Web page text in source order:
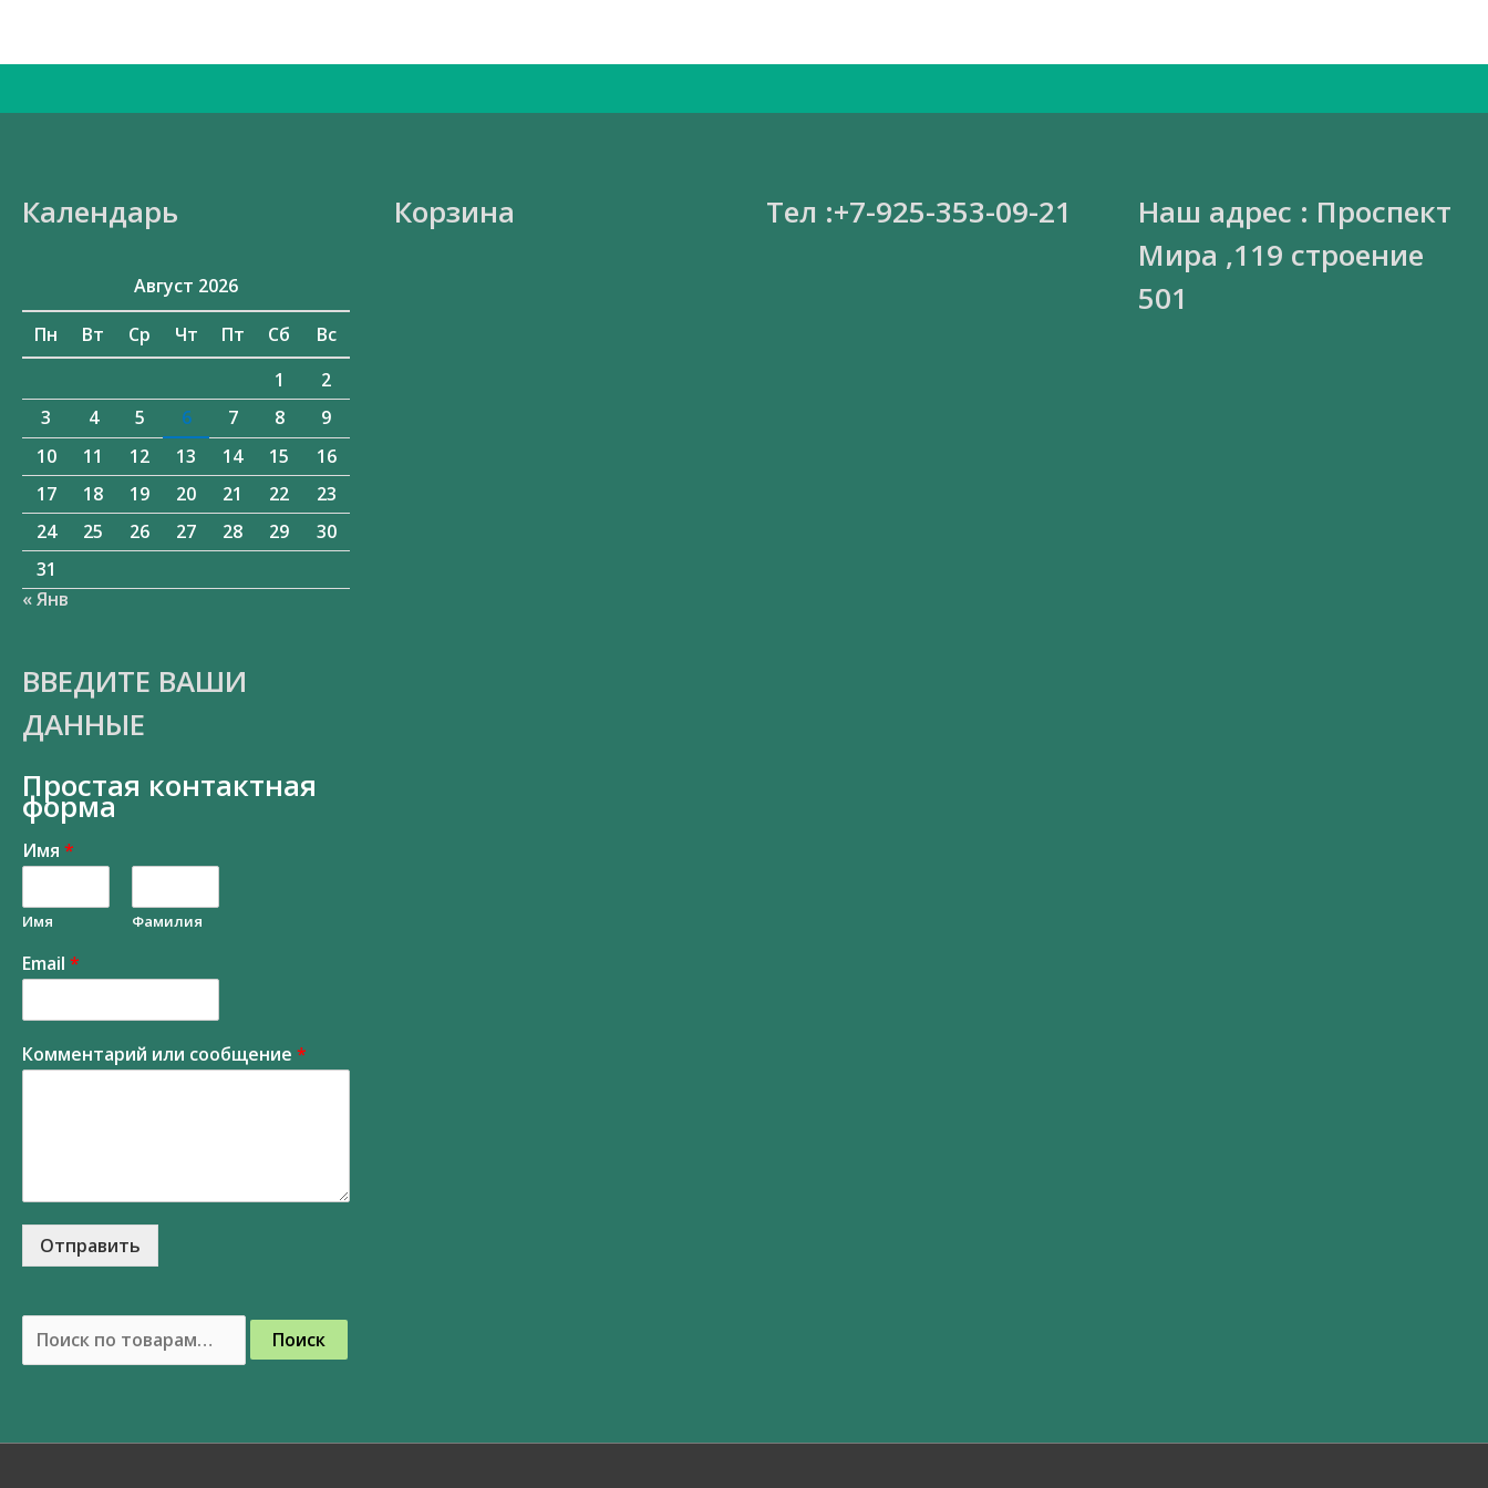
Календарь
Август 2026
Пн
Вт Ср Чт Пт Сб
Вс
1
2
3
4 5 6 7 8
9
10
11 12 13 14 15
16
17
18 19 20 21 22
23
24
25 26 27 28 29
30
31
« Янв
ВВЕДИТЕ ВАШИ
ДАННЫЕ
Простая контактная
форма
Имя *
Имя Фамилия
Email *
Комментарий или сообщение *
Отправить
Искать:
Поиск
Корзина Тел :+7-925-353-09-21
Наш адрес : Проспект
Мира ,119 строение
501